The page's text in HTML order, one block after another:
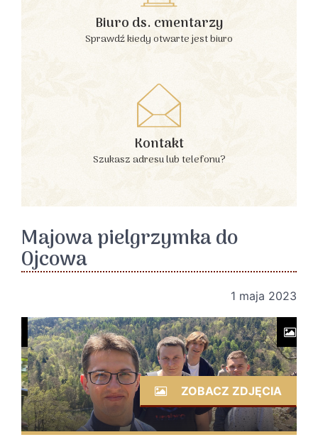
Biuro ds. cmentarzy
Sprawdź kiedy otwarte jest biuro
Kontakt
Szukasz adresu lub telefonu?
Majowa pielgrzymka do
Ojcowa
1 maja 2023
ZOBACZ ZDJĘCIA